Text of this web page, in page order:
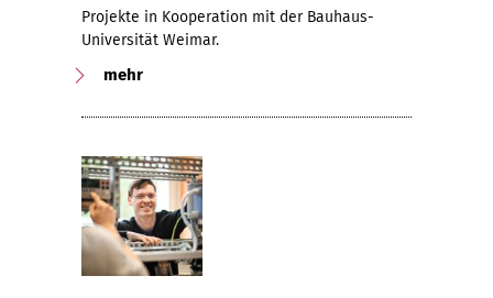
Projekte in Kooperation mit der Bauhaus-
Universität Weimar.
mehr